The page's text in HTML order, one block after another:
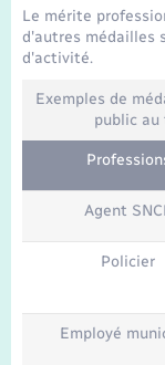
Le mérite
d'autres médailles
d'activité.
Exemples de
public
Agent
Policier
Employé